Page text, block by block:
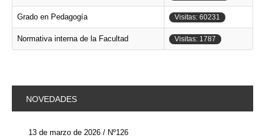
Grado en Pedagogía Visitas: 60231
Normativa interna de la Facultad Visitas: 1787
NOVEDADES
13 de marzo de 2026 / Nº126